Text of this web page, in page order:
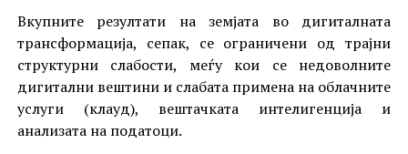
Вкупните резултати на земјата во дигиталната
трансформација, сепак, се ограничени од трајни
структурни слабости, меѓу кои се недоволните
дигитални вештини и слабата примена на облачните
услуги (клауд), вештачката интелигенција и
анализата на податоци.